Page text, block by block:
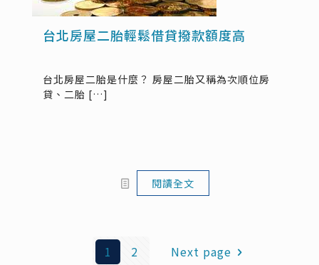
台北房屋二胎輕鬆借貸撥款額度高
台北房屋二胎是什麼？ 房屋二胎又稱為次順位房
貸、二胎 […]
閱讀全文
1 2 Next page